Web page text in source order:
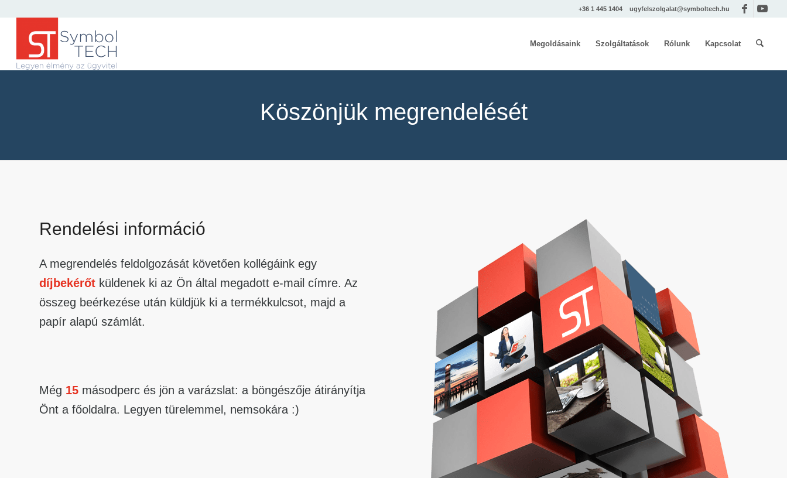
+36 1 445 1404 ugyfelszolgalat@symboltech.hu
Megoldásaink Szolgáltatások Rólunk Kapcsolat
Köszönjük megrendelését
Rendelési információ
A megrendelés feldolgozását követően kollégáink egy
díjbekérőt küldenek ki az Ön által megadott e-mail címre. Az
összeg beérkezése után küldjük ki a termékkulcsot, majd a
papír alapú számlát.
Még 15 másodperc és jön a varázslat: a böngészője átirányítja
Önt a főoldalra. Legyen türelemmel, nemsokára :)